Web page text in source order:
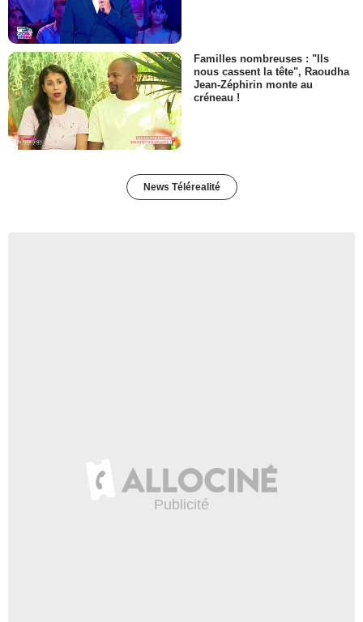
Familles nombreuses : "Ils
nous cassent la tête", Raoudha
Jean-Zéphirin monte au
créneau !
News Télérealité